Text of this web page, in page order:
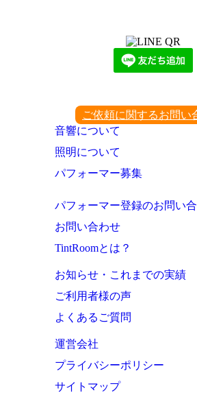
ご依頼に関するお問い
音響について
照明について
パフォーマー募集
パフォーマー登録のお問い
お問い合わせ
TintRoomとは？
お知らせ・これまでの実績
ご利用者様の声
よくあるご質問
運営会社
プライバシーポリシー
サイトマップ